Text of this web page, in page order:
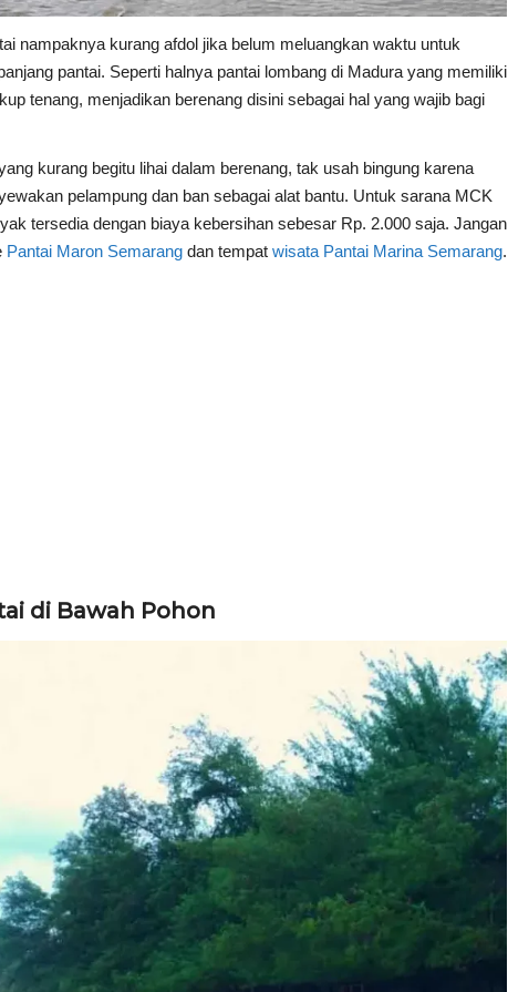
nampaknya kurang afdol jika belum meluangkan waktu untuk
pantai. Seperti halnya pantai lombang di Madura yang memiliki
tenang, menjadikan berenang disini sebagai hal yang wajib bagi
kurang begitu lihai dalam berenang, tak usah bingung karena
pelampung dan ban sebagai alat bantu. Untuk sarana MCK
tersedia dengan biaya kebersihan sebesar Rp. 2.000 saja. Jangan
Pantai Maron Semarang dan tempat wisata Pantai Marina Semarang.
di Bawah Pohon